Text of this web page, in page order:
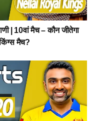
| 10वां मैच – कौन जीतेगा
मैच?